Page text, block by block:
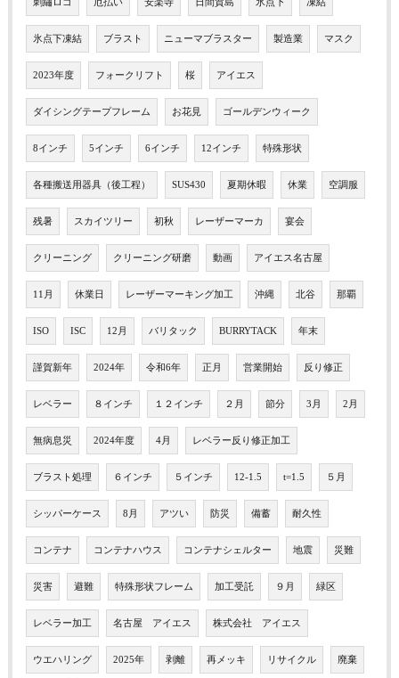
氷点下凍結 ブラスト ニューマブラスター 製造業 マスク
2023年度 フォークリフト 桜 アイエス
ダイシングテープフレーム お花見 ゴールデンウィーク
8インチ 5インチ 6インチ 12インチ 特殊形状
各種搬送用器具（後工程） SUS430 夏期休暇 休業 空調服
残暑 スカイツリー 初秋 レーザーマーカ 宴会
クリーニング クリーニング研磨 動画 アイエス名古屋
11月 休業日 レーザーマーキング加工 沖縄 北谷 那覇
ISO ISC 12月 バリタック BURRYTACK 年末
謹賀新年 2024年 令和6年 正月 営業開始 反り修正
レベラー ８インチ １２インチ ２月 節分 3月 2月
無病息災 2024年度 4月 レベラー反り修正加工
ブラスト処理 ６インチ ５インチ 12-1.5 t=1.5 ５月
シッパーケース 8月 アツい 防災 備蓄 耐久性
コンテナ コンテナハウス コンテナシェルター 地震 災難
災害 避難 特殊形状フレーム 加工受託 ９月 緑区
レベラー加工 名古屋 アイエス 株式会社 アイエス
ウエハリング 2025年 剥離 再メッキ リサイクル 廃棄